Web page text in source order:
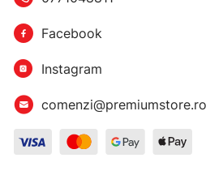
Facebook
Instagram
comenzi@premiumstore.ro